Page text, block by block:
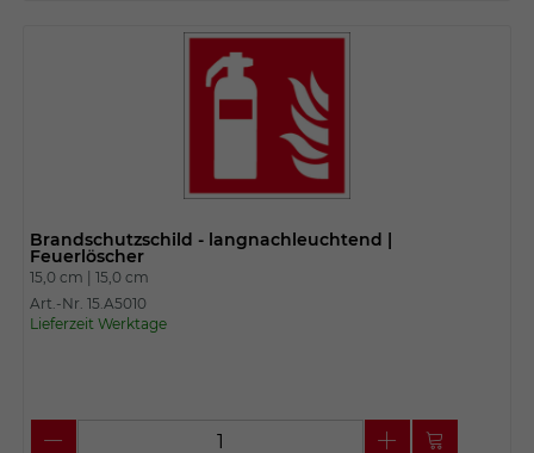
Brandschutzschild - langnachleuchtend |
Feuerlöscher
15,0 cm | 15,0 cm
Art.-Nr. 15.A5010
Lieferzeit Werktage